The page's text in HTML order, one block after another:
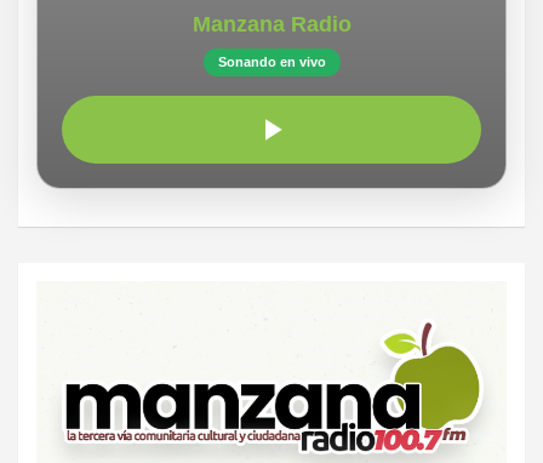
Manzana Radio
Sonando en vivo